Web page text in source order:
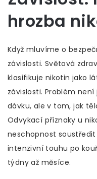
hrozba
Když mluvíme o
závislosti. Světová
klasifikuje nikotin jako
závislosti. Problém
dávku, ale v tom, jak
Odvykací příznaky u
neschopnost
intenzivní touhu po
týdny až měsíce.